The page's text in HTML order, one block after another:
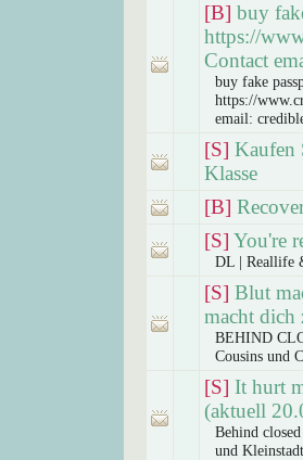
[B] buy
https://
Contact
buy fake
https://
email:
[S] Kaufen
Klasse
[B]
[S] You're
DL | Reallife
[S] Blut
macht dich
BEHIND
Cousins und
[S] It hurt
(aktuell
Behind
und